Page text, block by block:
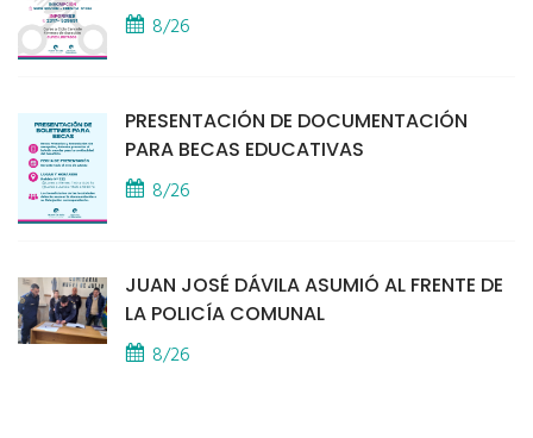
8/26
PRESENTACIÓN DE DOCUMENTACIÓN
PARA BECAS EDUCATIVAS
8/26
JUAN JOSÉ DÁVILA ASUMIÓ AL FRENTE DE
LA POLICÍA COMUNAL
8/26